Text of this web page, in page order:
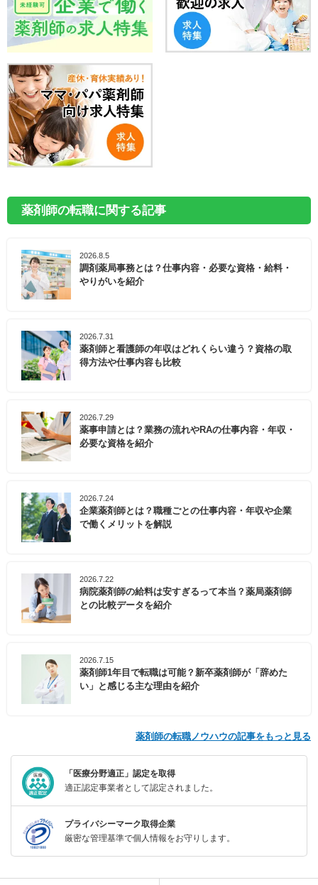
薬剤師の転職に関する記事
2026.8.5
調剤薬局事務とは？仕事内容・必要な資格・給料・
やりがいを紹介
2026.7.31
薬剤師と看護師の年収はどれくらい違う？資格の取
得方法や仕事内容も比較
2026.7.29
薬事申請とは？業務の流れやRAの仕事内容・年収・
必要な資格を紹介
2026.7.24
企業薬剤師とは？職種ごとの仕事内容・年収や企業
で働くメリットを解説
2026.7.22
病院薬剤師の給料は安すぎるって本当？薬局薬剤師
との比較データを紹介
2026.7.15
薬剤師1年目で転職は可能？新卒薬剤師が「辞めた
い」と感じる主な理由を紹介
薬剤師の転職ノウハウの記事をもっと見る
「医療分野適正」認定を取得
適正認定事業者として認定されました。
プライバシーマーク取得企業
厳密な管理基準で個人情報をお守りします。